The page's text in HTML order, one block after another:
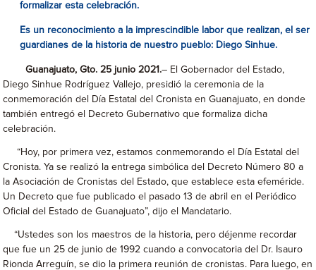
formalizar esta celebración.
Es un reconocimiento a la imprescindible labor que realizan, el ser
guardianes de la historia de nuestro pueblo: Diego Sinhue.
Guanajuato, Gto. 25 junio 2021 .– El Gobernador del Estado,
Diego Sinhue Rodríguez Vallejo, presidió la ceremonia de la
conmemoración del Día Estatal del Cronista en Guanajuato, en donde
también entregó el Decreto Gubernativo que formaliza dicha
celebración.
“Hoy, por primera vez, estamos conmemorando el Día Estatal del
Cronista. Ya se realizó la entrega simbólica del Decreto Número 80 a
la Asociación de Cronistas del Estado, que establece esta efeméride.
Un Decreto que fue publicado el pasado 13 de abril en el Periódico
Oficial del Estado de Guanajuato”, dijo el Mandatario.
“Ustedes son los maestros de la historia, pero déjenme recordar
que fue un 25 de junio de 1992 cuando a convocatoria del Dr. Isauro
Rionda Arreguín, se dio la primera reunión de cronistas. Para luego, en